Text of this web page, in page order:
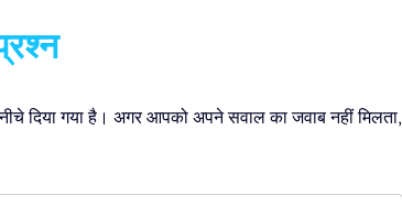
दिया गया है। अगर आपको अपने सवाल का जवाब नहीं मिलता,